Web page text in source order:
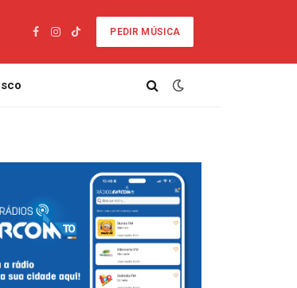
Facebook
Instagram
TikTok
PEDIR MÚSICA